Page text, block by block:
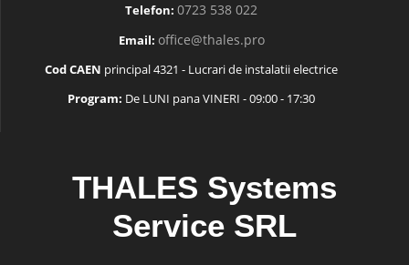
Telefon: 0723 538 022
Email: office@thales.pro
Cod CAEN principal 4321 - Lucrari de instalatii electrice
Program: De LUNI pana VINERI - 09:00 - 17:30
THALES Systems
Service SRL